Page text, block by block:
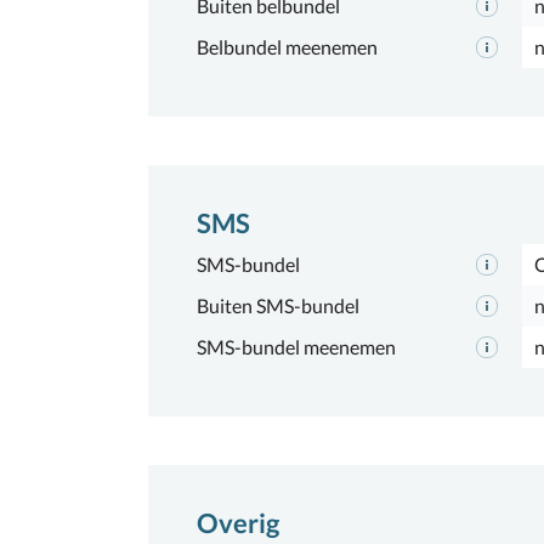
Buiten belbundel
Belbundel meenemen
SMS
SMS-bundel
Buiten SMS-bundel
SMS-bundel meenemen
Overig